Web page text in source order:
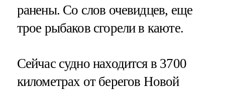
ранены. Со слов очевидцев, еще
трое рыбаков сгорели в каюте.
Сейчас судно находится в 3700
километрах от берегов Новой